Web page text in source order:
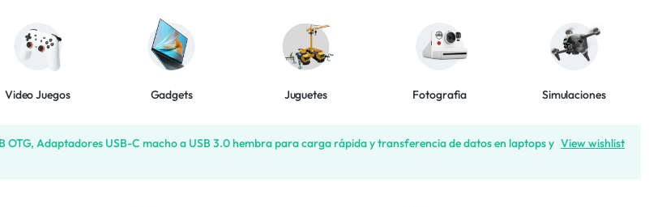
Video Juegos Gadgets Juguetes Fotografia Simulaciones
View wishlist
OTG, Adaptadores USB-C macho a USB 3.0 hembra para carga rápida y transferencia de datos en laptops y